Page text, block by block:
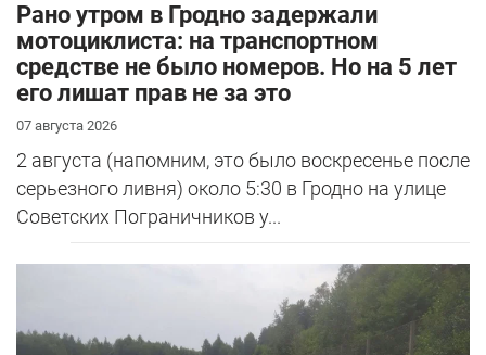
Рано утром в Гродно задержали
мотоциклиста: на транспортном
средстве не было номеров. Но на 5 лет
его лишат прав не за это
07 августа 2026
2 августа (напомним, это было воскресенье после
серьезного ливня) около 5:30 в Гродно на улице
Советских Пограничников у...